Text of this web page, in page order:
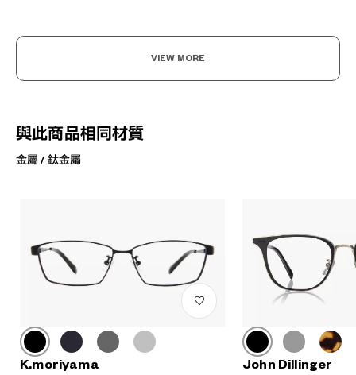
VIEW MORE
與此商品相同材質
金屬 / 鈦金屬
K.moriyama John Dillinger